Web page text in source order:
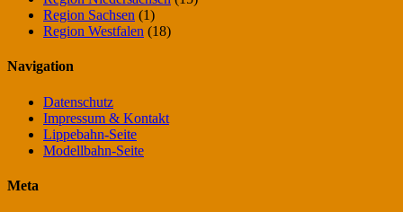
Region Sachsen (1)
Region Westfalen (18)
Navigation
Datenschutz
Impressum & Kontakt
Lippebahn-Seite
Modellbahn-Seite
Meta